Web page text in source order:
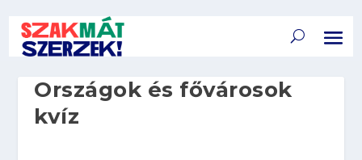
Országok és fővárosok
kvíz